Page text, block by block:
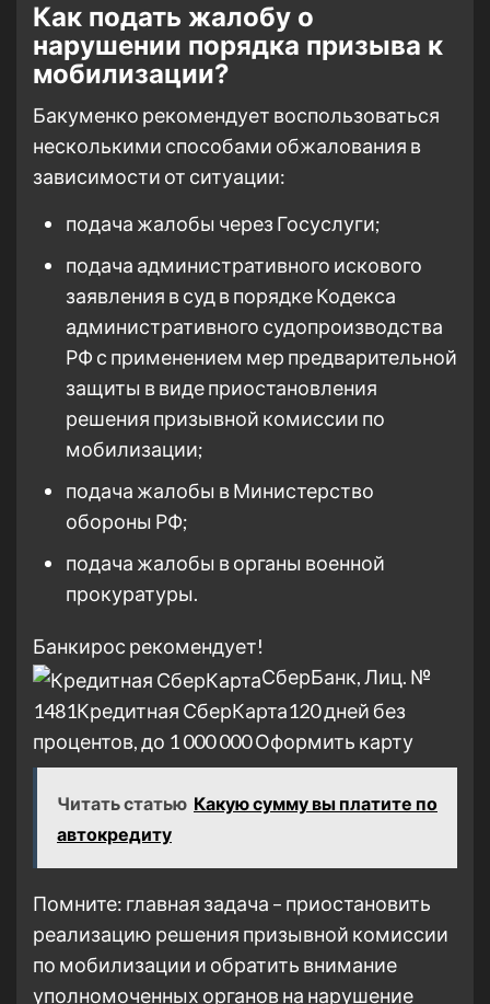
Как подать жалобу о
нарушении порядка призыва к
мобилизации?
Бакуменко рекомендует воспользоваться
несколькими способами обжалования в
зависимости от ситуации:
подача жалобы через Госуслуги;
подача административного искового
заявления в суд в порядке Кодекса
административного судопроизводства
РФ с применением мер предварительной
защиты в виде приостановления
решения призывной комиссии по
мобилизации;
подача жалобы в Министерство
обороны РФ;
подача жалобы в органы военной
прокуратуры.
Банкирос рекомендует!
СберБанк, Лиц. №
1481Кредитная СберКарта120 дней без
процентов, до 1 000 000Оформить карту
Читать статью Какую сумму вы платите по
автокредиту
Помните: главная задача – приостановить
реализацию решения призывной комиссии
по мобилизации и обратить внимание
уполномоченных органов на нарушение